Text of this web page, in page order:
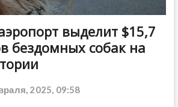
выделит $15,7
бездомных собак на
2025, 09:58